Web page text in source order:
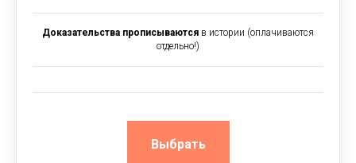
Доказательства прописываются в истории (оплачиваются
отдельно!)
Выбрать